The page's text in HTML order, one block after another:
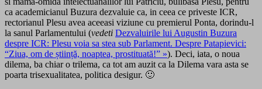
ca academicianul Buzura dezvaluie ca, in ceea ce priveste ICR,
rectorianul Plesu avea aceeasi viziune cu premierul Ponta, dorindu-l
la sanul Parlamentului (vedeti Dezvaluirile lui Augustin Buzura
despre ICR: Plesu voia sa stea sub Parlament. Despre Patapievici:
“Ziua, om de știință, noaptea, prostituată!” »). Deci, iata, o noua
dilema, ba chiar o trilema, ca tot am auzit ca la Dilema vara asta se
poarta trisexualitatea, politica desigur. 🙂